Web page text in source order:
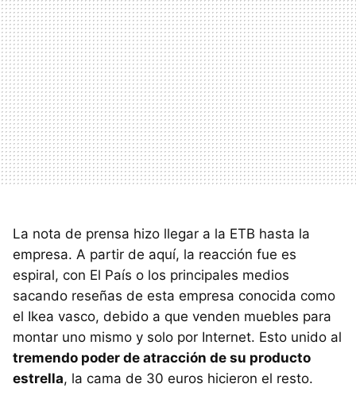
La nota de prensa hizo llegar a la ETB hasta la
empresa. A partir de aquí, la reacción fue es
espiral, con El País o los principales medios
sacando reseñas de esta empresa conocida como
el Ikea vasco, debido a que venden muebles para
montar uno mismo y solo por Internet. Esto unido al
tremendo poder de atracción de su producto
estrella, la cama de 30 euros hicieron el resto.